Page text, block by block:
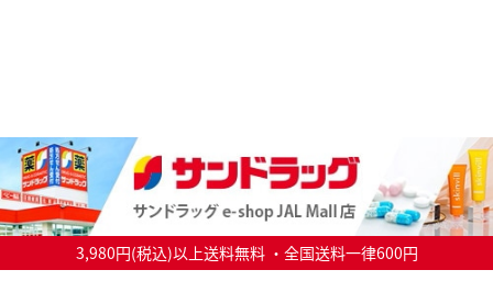
3,980円(税込)以上送料無料 ・全国送料一律600円